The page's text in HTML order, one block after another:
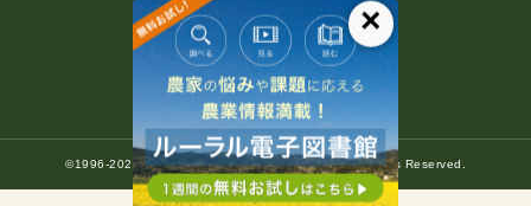
推奨環境
著作権等について
©1996-2022 Rural Culture Association Japan. All Rights Reserved.
×